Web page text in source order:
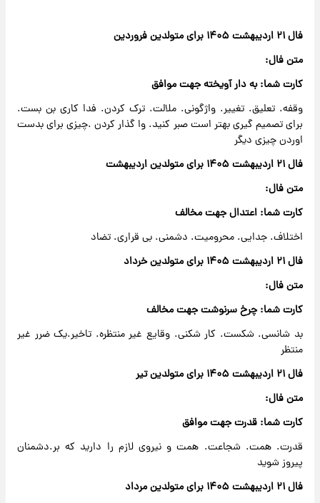
فال ۲۱ اردیبهشت ۱۴۰۵ برای متولدین فروردین
متن فال:
کارت شما: به دار آویخته جهت موافق
وقفه. تعلیق. تغییر. واژگونی. ملالت. ترک کردن. فدا کاری بن بست.
برای تصمیم گیری بهتر است صبر کنید. وا گذار کردن .چیزی برای بدست
اوردن چیزی دیگر
فال ۲۱ اردیبهشت ۱۴۰۵ برای متولدین اردیبهشت
متن فال:
کارت شما: اعتدال جهت مخالف
اختلاف. جدایی. محرومیت. دشمنی. بی قراری. تضاد
فال ۲۱ اردیبهشت ۱۴۰۵ برای متولدین خرداد
متن فال:
کارت شما: چرخ سرنوشت جهت مخالف
بد شانسی. شکست. کار شکنی. وقایع غیر منتظره. تاخیر.یک ضرر غیر
منتظر
فال ۲۱ اردیبهشت ۱۴۰۵ برای متولدین تیر
متن فال:
کارت شما: قدرت جهت موافق
قدرت. همت. شجاعت. همت و نیروی لازم را دارید که بر.دشمنان
پیروز شوید
فال ۲۱ اردیبهشت ۱۴۰۵ برای متولدین مرداد